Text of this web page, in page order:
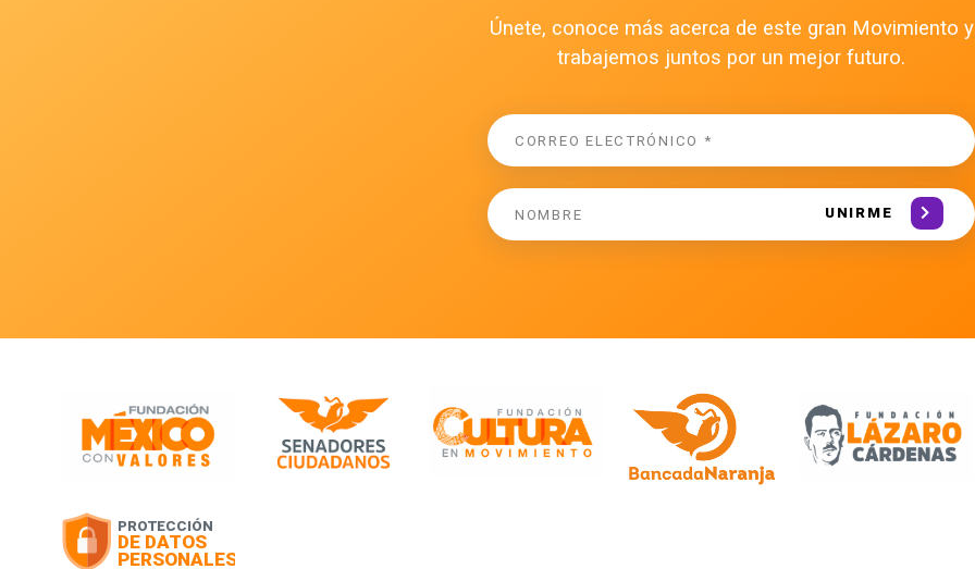
Únete, conoce más acerca de este gran Movimiento y
trabajemos juntos por un mejor futuro.
UNIRME